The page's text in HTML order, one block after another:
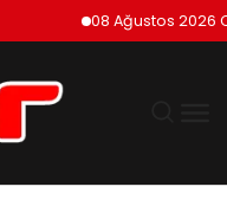
08 Ağustos 2026